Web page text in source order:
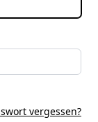
vergessen?